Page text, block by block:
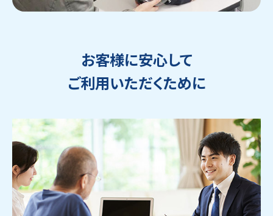
お客様に安心して
ご利用いただくために